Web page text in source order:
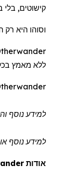
קישוטים, בלי
וסוהו היא
ללא מאמץ
למידע נוסף
למידע נוסף
אודות